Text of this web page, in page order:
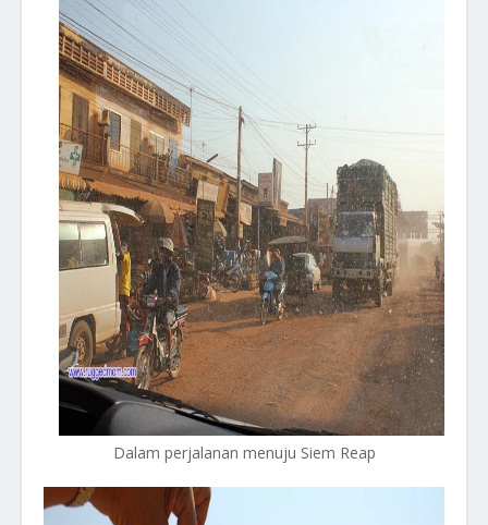
Dalam perjalanan menuju Siem Reap